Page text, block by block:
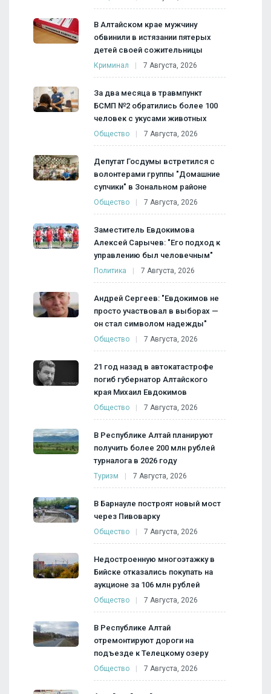
В Алтайском крае мужчину
обвинили в истязании пятерых
детей своей сожительницы
Криминал 7 Августа, 2026
За два месяца в травмпункт
БСМП №2 обратились более 100
человек с укусами животных
Общество 7 Августа, 2026
Депутат Госдумы встретился с
волонтерами группы "Домашние
супчики" в Зональном районе
Общество 7 Августа, 2026
Заместитель Евдокимова
Алексей Сарычев: "Его подход к
управлению был человечным"
Политика 7 Августа, 2026
Андрей Сергеев: "Евдокимов не
просто участвовал в выборах —
он стал символом надежды"
Общество 7 Августа, 2026
21 год назад в автокатастрофе
погиб губернатор Алтайского
края Михаил Евдокимов
Общество 7 Августа, 2026
В Республике Алтай планируют
получить более 200 млн рублей
турналога в 2026 году
Туризм 7 Августа, 2026
В Барнауле построят новый мост
через Пивоварку
Общество 7 Августа, 2026
Недостроенную многоэтажку в
Бийске отказались покупать на
аукционе за 106 млн рублей
Общество 7 Августа, 2026
В Республике Алтай
отремонтируют дороги на
подъезде к Телецкому озеру
Общество 7 Августа, 2026